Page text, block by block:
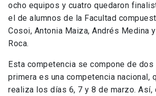
ocho equipos y cuatro quedaron
el de alumnos de la Facultad
Cosoi, Antonia Maiza, Andrés Medina
Roca.
Esta competencia se compone de dos
primera es una competencia nacional,
realiza los días 6, 7 y 8 de marzo. Así,